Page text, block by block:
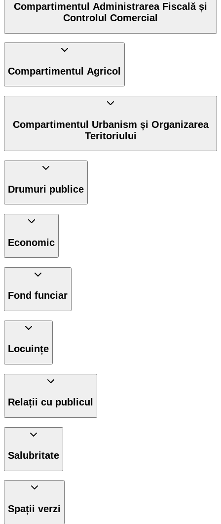
Compartimentul Administrarea Fiscală și
Controlul Comercial
Compartimentul Agricol
Compartimentul Urbanism și Organizarea
Teritoriului
Drumuri publice
Economic
Fond funciar
Locuințe
Relații cu publicul
Salubritate
Spații verzi